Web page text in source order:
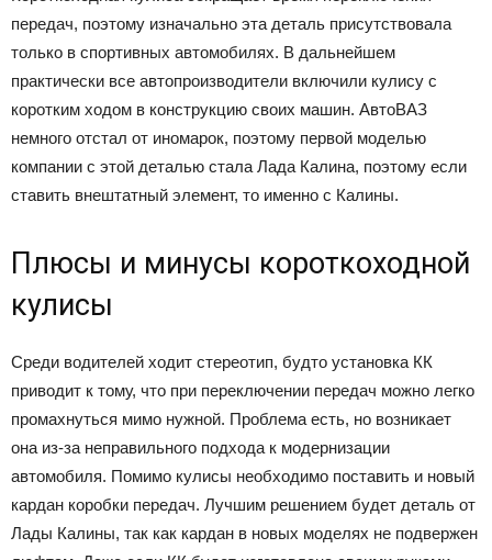
передач, поэтому изначально эта деталь присутствовала
только в спортивных автомобилях. В дальнейшем
практически все автопроизводители включили кулису с
коротким ходом в конструкцию своих машин. АвтоВАЗ
немного отстал от иномарок, поэтому первой моделью
компании с этой деталью стала Лада Калина, поэтому если
ставить внештатный элемент, то именно с Калины.
Плюсы и минусы короткоходной
кулисы
Среди водителей ходит стереотип, будто установка КК
приводит к тому, что при переключении передач можно легко
промахнуться мимо нужной. Проблема есть, но возникает
она из-за неправильного подхода к модернизации
автомобиля. Помимо кулисы необходимо поставить и новый
кардан коробки передач. Лучшим решением будет деталь от
Лады Калины, так как кардан в новых моделях не подвержен